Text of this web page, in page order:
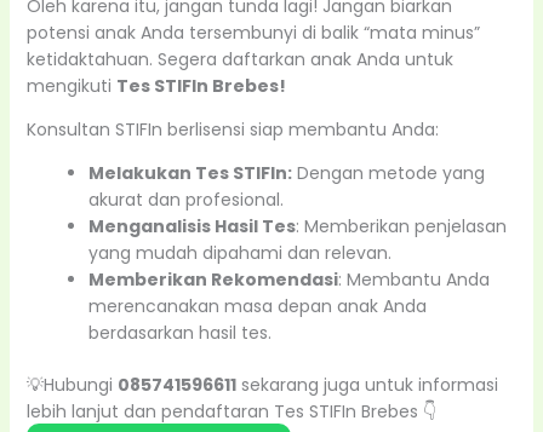
Oleh karena itu, jangan tunda lagi! Jangan biarkan
potensi anak Anda tersembunyi di balik “mata minus”
ketidaktahuan. Segera daftarkan anak Anda untuk
mengikuti Tes STIFIn Brebes!
Konsultan STIFIn berlisensi siap membantu Anda:
Melakukan Tes STIFIn:Dengan metode yang
akurat dan profesional.
Menganalisis Hasil Tes: Memberikan penjelasan
yang mudah dipahami dan relevan.
Memberikan Rekomendasi: Membantu Anda
merencanakan masa depan anak Anda
berdasarkan hasil tes.
💡Hubungi 085741596611sekarang juga untuk informasi
lebih lanjut dan pendaftaran Tes STIFIn Brebes 👇